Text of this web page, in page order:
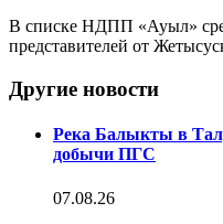
В списке НДПП «Ауыл»
представителей от
Другие новости
Река Балыкты в
добычи ПГС
07.08.26